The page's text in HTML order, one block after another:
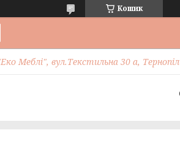
Кошик
Меблі", вул.Текстильна 30 а,